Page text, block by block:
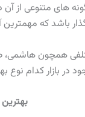
های متنوعی از آن
همچون
در بازار کدام